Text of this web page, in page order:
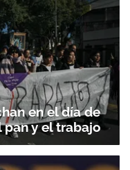
en el día de
pan y el trabajo